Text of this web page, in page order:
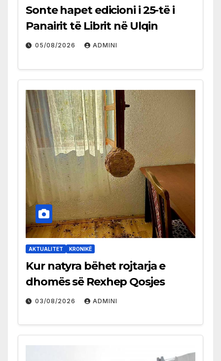
Sonte hapet edicioni i 25-të i
Panairit të Librit në Ulqin
05/08/2026 ADMINI
AKTUALITET KRONIKË
Kur natyra bëhet rojtarja e
dhomës së Rexhep Qosjes
03/08/2026 ADMINI